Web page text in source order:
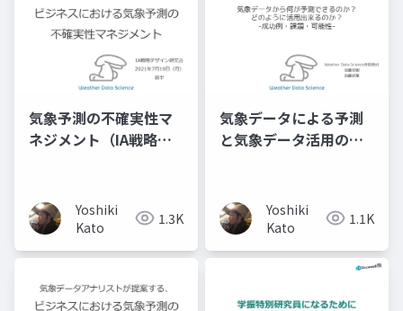
気象予測の不確実性マ
ネジメント（IA戦略デ
Yoshiki
Kato
1.3K
気象データによる予測
と気象データ活用の成
Yoshiki
Kato
1.1K